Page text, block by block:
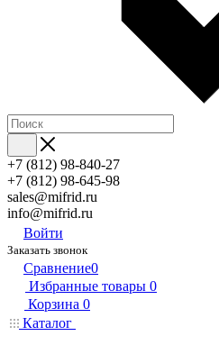
+7 (812) 98-840-27
+7 (812) 98-645-98
sales@mifrid.ru
info@mifrid.ru
Войти
Заказать звонок
Сравнение0
Избранные товары 0
Корзина 0
Каталог